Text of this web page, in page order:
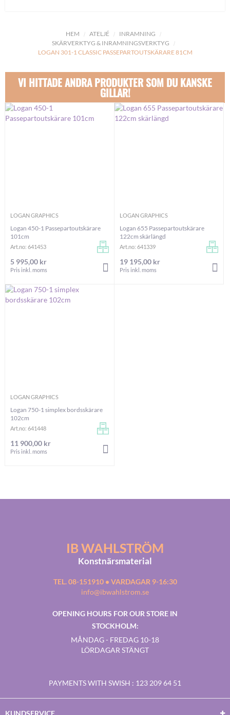
HEM ATELJÉ
INRAMNING
SKÄRVERKTYG & INRAMNINGSVERKTYG
LOGAN 301-1 CLASSIC PASSEPARTOUTSKÄRARE 81CM
VI HITTADE ANDRA PRODUKTER SOM DU KANSKE
GILLAR!
LOGAN GRAPHICS
Logan 450-1 Passepartoutskärare
101cm
Art.no: 641453
5 995,00 kr
Pris inkl. moms LÄGG I VARUKORGEN
LOGAN GRAPHICS
Logan 655 Passepartoutskärare
122cm skärlängd
Art.no: 641339
19 195,00 kr
Pris inkl. moms
LOGAN GRAPHICS
Logan 750-1 simplex bordsskärare
102cm
Art.no: 641448
11 900,00 kr
Pris inkl. moms
IB WAHLSTRÖM
Konstnärsmaterial
TEL. 08-151910 • VARDAGAR 9-16:30
info@ibwahlstrom.se
OPENING HOURS FOR OUR STORE IN
STOCKHOLM:
MÅNDAG - FREDAG 10-18
LÖRDAGAR STÄNGT
PAYMENTS WITH SWISH : 123 209 64 51
KUNDSERVICE